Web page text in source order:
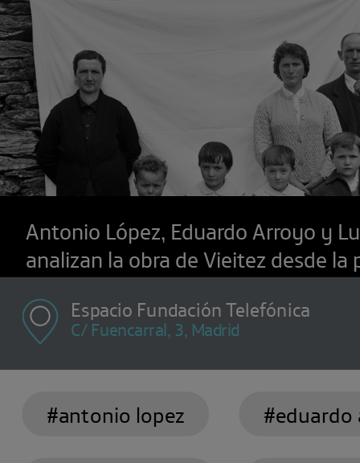
Antonio López, Eduardo Arroyo y
analizan la obra de Vieitez desde la
Espacio Fundación Telefónica
C/ Fuencarral, 3, Madrid
#antonio lopez